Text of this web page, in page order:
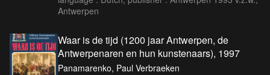
Antwerpen
Waar is de tijd (1200 jaar Antwerpen, de
Antwerpenaren en hun kunstenaars), 1997
Panamarenko, Paul Verbraeken